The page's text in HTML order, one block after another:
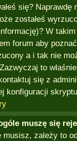
się?
zostałeś
W
forum aby
a i tak nie
to
się z
konfiguracji
muszę się
musisz, zależy to